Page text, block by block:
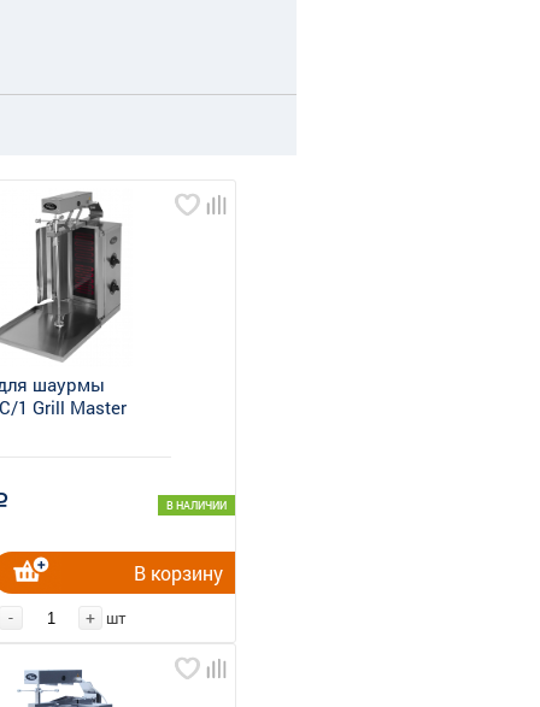
шаурмы
Grill Master
В НАЛИЧИИ
В корзину
- + шт